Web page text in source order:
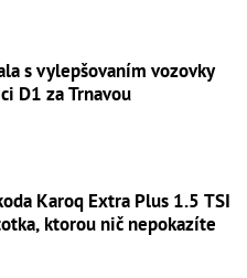
s vylepšovaním vozovky
D1 za Trnavou
Karoq Extra Plus 1.5 TSI
ktorou nič nepokazíte